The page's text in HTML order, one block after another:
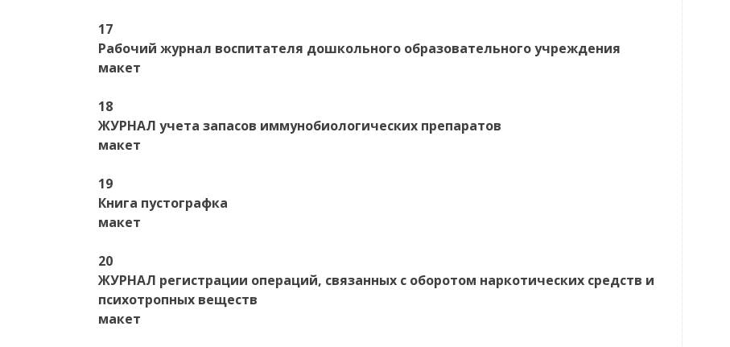
17
Рабочий журнал воспитателя дошкольного образовательного учреждения
макет
18
ЖУРНАЛ учета запасов иммунобиологических препаратов
макет
19
Книга пустографка
макет
20
ЖУРНАЛ регистрации операций, связанных с оборотом наркотических средств и
психотропных веществ
макет